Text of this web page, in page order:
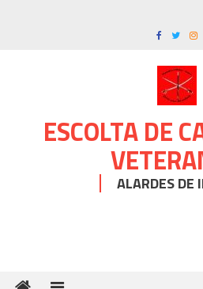
ESCOLTA DE
ALARDES DE